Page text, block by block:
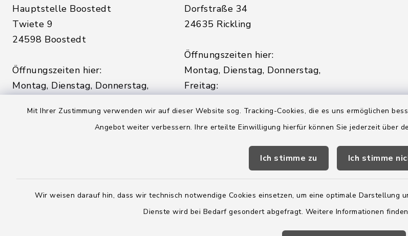
Mit Ihrer Zustimmung verwenden wir auf dieser Website sog. Tracking-Cookies, die es uns ermöglichen
Angebot weiter verbessern. Ihre erteilte Einwilligung hierfür können Sie jederzeit über
Ich stimme zu Ich stimme
Wir weisen darauf hin, dass wir technisch notwendige Cookies einsetzen, um eine optimale Darstellung
Dienste wird bei Bedarf gesondert abgefragt. Weitere Informationen
Hauptstelle Boostedt
Twiete 9
24598 Boostedt
Öffnungszeiten hier:
Montag, Dienstag, Donnerstag,
08:00 - 12:00 Uhr
04393 9976-50
Dorfstraße 34
24635 Rickling
Öffnungszeiten hier:
Montag, Dienstag, Donnerstag,
Freitag:
sowie zusätzlich am Donnerstag:
14:00 - 18:00 Uhr
04328 179-0
info@amt-boostedt-
rickling.de